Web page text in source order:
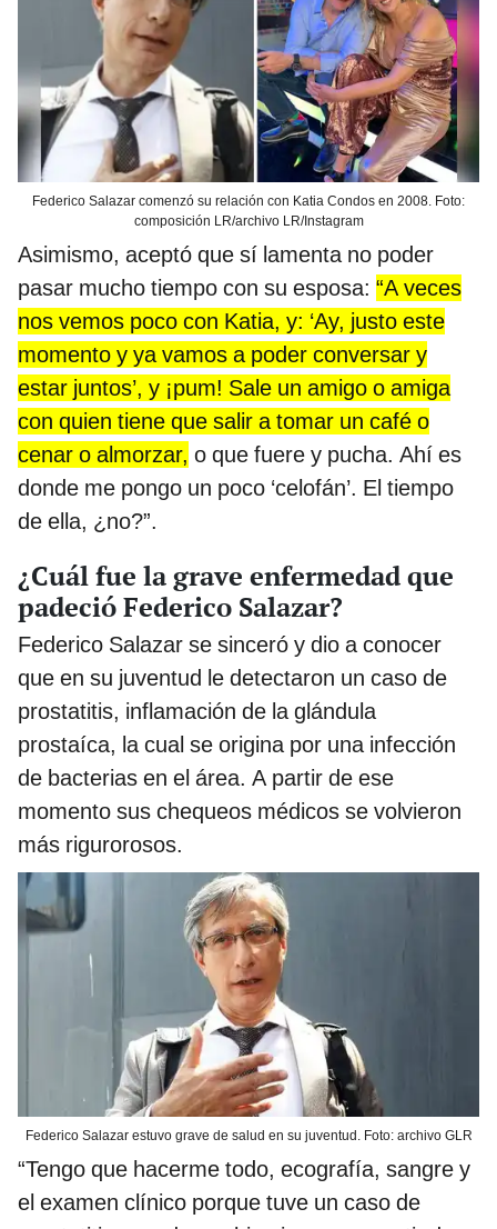
Federico Salazar comenzó su relación con Katia Condos en 2008. Foto:
composición LR/archivo LR/Instagram
Asimismo, aceptó que sí lamenta no poder
pasar mucho tiempo con su esposa: “A veces
nos vemos poco con Katia, y: ‘Ay, justo este
momento y ya vamos a poder conversar y
estar juntos’, y ¡pum! Sale un amigo o amiga
con quien tiene que salir a tomar un café o
cenar o almorzar, o que fuere y pucha. Ahí es
donde me pongo un poco ‘celofán’. El tiempo
de ella, ¿no?”.
¿Cuál fue la grave enfermedad que
padeció Federico Salazar?
Federico Salazar se sinceró y dio a conocer
que en su juventud le detectaron un caso de
prostatitis, inflamación de la glándula
prostaíca, la cual se origina por una infección
de bacterias en el área. A partir de ese
momento sus chequeos médicos se volvieron
más rigurorosos.
Federico Salazar estuvo grave de salud en su juventud. Foto: archivo GLR
“Tengo que hacerme todo, ecografía, sangre y
el examen clínico porque tuve un caso de